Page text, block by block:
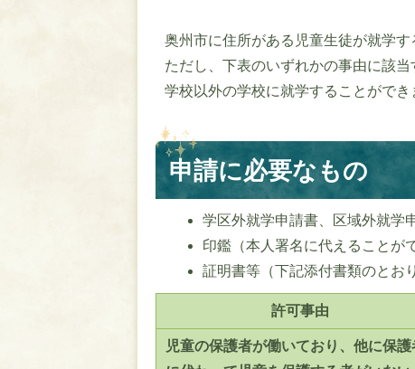
奥州市に住所がある児童生徒が就学
ただし、下表のいずれかの事由に該
学校以外の学校に就学することができ
申請に必要なもの
学区外就学申請書、区域外就学
印鑑（本人署名に代えることが
証明書等（下記添付書類のとお
許可事由
児童の保護者が働いており、他に保護